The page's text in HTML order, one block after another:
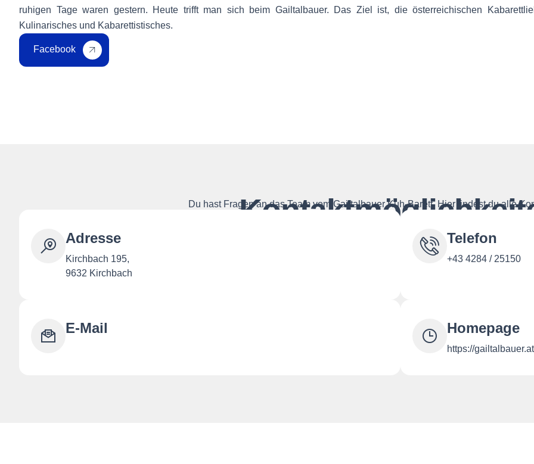
ruhigen Tage waren gestern. Heute trifft man sich beim Gailtalbauer. Das Ziel ist, die österreichischen
Kulinarisches und Kabarettistisches.
Facebook
Du hast Fragen an das Team vom Gailtalbauer Kuh-Barett. Hier findest du alle
Adresse
Kirchbach 195,
9632 Kirchbach
Telefon
+43 4284 / 25150
E-Mail Homepage
https://